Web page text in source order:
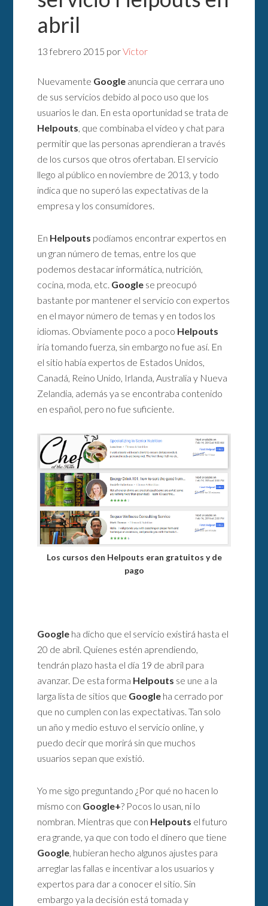
abril
13 febrero 2015 porVictor
Nuevamente Google anuncia que cerrara uno
de sus servicios debido al poco uso que los
usuarios le dan. En esta oportunidad se trata de
Helpouts, que combinaba el video y chat para
permitir que las personas aprendieran a través
de los cursos que otros ofertaban. El servicio
llego al público en noviembre de 2013, y todo
indica que no superó las expectativas de la
empresa y los consumidores.
En Helpouts podíamos encontrar expertos en
un gran número de temas, entre los que
podemos destacar informática, nutrición,
cocina, moda, etc. Google se preocupó
bastante por mantener el servicio con expertos
en el mayor número de temas y en todos los
idiomas. Obviamente poco a poco Helpouts
iría tomando fuerza, sin embargo no fue así. En
el sitio había expertos de Estados Unidos,
Canadá, Reino Unido, Irlanda, Australia y Nueva
Zelandia, además ya se encontraba contenido
en español, pero no fue suficiente.
Los cursos den Helpouts eran gratuitos y de
pago
Google ha dicho que el servicio existirá hasta el
20 de abril. Quienes estén aprendiendo,
tendrán plazo hasta el día 19 de abril para
avanzar. De esta forma Helpouts se une a la
larga lista de sitios que Google ha cerrado por
que no cumplen con las expectativas. Tan solo
un año y medio estuvo el servicio online, y
puedo decir que morirá sin que muchos
usuarios sepan que existió.
Yo me sigo preguntando ¿Por qué no hacen lo
mismo con Google+? Pocos lo usan, ni lo
nombran. Mientras que con Helpouts el futuro
era grande, ya que con todo el dinero que tiene
Google, hubieran hecho algunos ajustes para
arreglar las fallas e incentivar a los usuarios y
expertos para dar a conocer el sitio. Sin
embargo ya la decisión está tomada y